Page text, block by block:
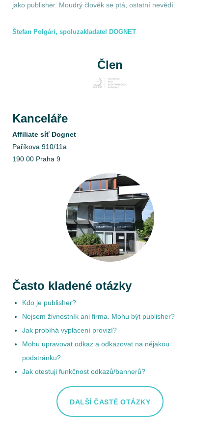
jako publisher. Moudrý člověk se ptá, ostatní nevědí.
Štefan Polgári, spoluzakladatel DOGNET
Člen
Kanceláře
Affiliate síť Dognet
Paříkova 910/11a
190 00 Praha 9
Často kladené otázky
Kdo je publisher?
Nejsem živnostník ani firma. Mohu být publisher?
Jak probíhá vyplácení provizí?
Mohu upravovat odkaz a odkazovat na nějakou
podstránku?
Jak otestuji funkčnost odkazů/bannerů?
DALŠÍ ČASTÉ OTÁZKY